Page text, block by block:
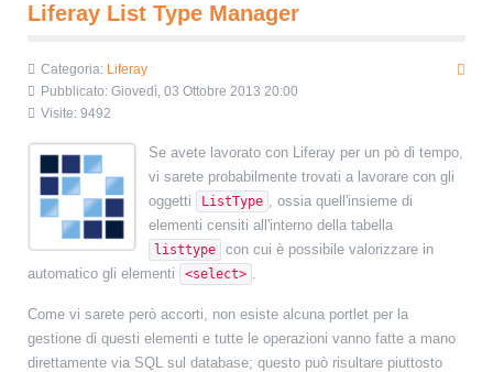
Liferay List Type Manager
Categoria: Liferay
Pubblicato: Giovedì, 03 Ottobre 2013 20:00
Visite: 9492
Se avete lavorato con Liferay per un pò di tempo,
vi sarete probabilmente trovati a lavorare con gli
oggetti
ListType , ossia quell'insieme di
elementi censiti all'interno della tabella
listtype
con cui è possibile valorizzare in
automatico gli elementi
<select> .
Come vi sarete però accorti, non esiste alcuna portlet per la
gestione di questi elementi e tutte le operazioni vanno fatte a mano
direttamente via SQL sul database; questo può risultare piuttosto